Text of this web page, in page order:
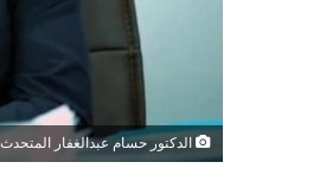
الدكتور حسام عبدالغفار